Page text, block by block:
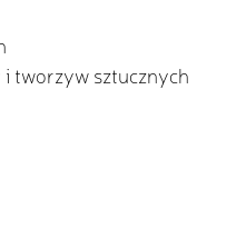
tworzyw sztucznych